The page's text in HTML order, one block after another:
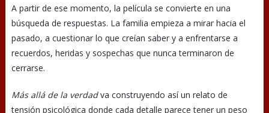
A partir de ese momento, la película se convierte en una
búsqueda de respuestas. La familia empieza a mirar hacia el
pasado, a cuestionar lo que creían saber y a enfrentarse a
recuerdos, heridas y sospechas que nunca terminaron de
cerrarse.
Más allá de la verdadva construyendo así un relato de
tensión psicológica donde cada detalle parece tener un peso